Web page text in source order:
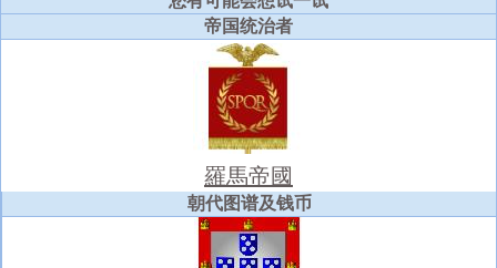
帝国统治者
羅馬帝國
朝代图谱及钱币